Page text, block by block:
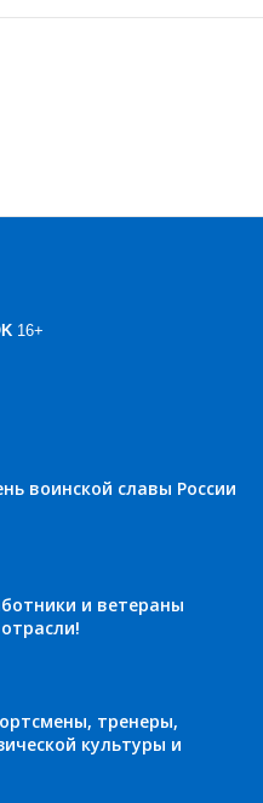
16+
воинской славы России
и ветераны
тренеры,
культуры и